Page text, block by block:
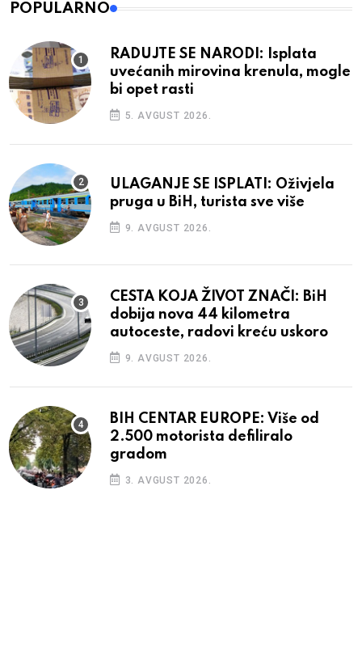
POPULARNO
RADUJTE SE NARODI: Isplata
uvećanih mirovina krenula, mogle
bi opet rasti
5. AVGUST 2026.
ULAGANJE SE ISPLATI: Oživjela
pruga u BiH, turista sve više
9. AVGUST 2026.
CESTA KOJA ŽIVOT ZNAČI: BiH
dobija nova 44 kilometra
autoceste, radovi kreću uskoro
9. AVGUST 2026.
BIH CENTAR EUROPE: Više od
2.500 motorista defiliralo
gradom
3. AVGUST 2026.